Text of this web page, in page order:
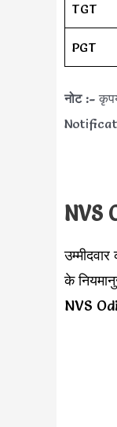
TGT
PGT
नोट :-
NVS
उम्मीदवार
के
NVS